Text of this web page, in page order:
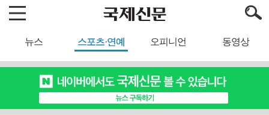
뉴스 스포츠·연예 오피니언 동영상